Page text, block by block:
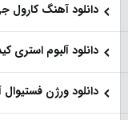
دانلود آهنگ
دانلود آلبوم استری
دانلود ورژن